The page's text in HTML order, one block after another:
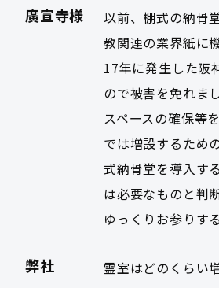
廣宣寺様
以前、棚式の納骨
教関連の業界紙に
17年に発生した阪
ので被害を免れま
スペースの確保等
では増設するため
式納骨堂を導入す
は必要なものと判
ゆっくりお参りす
弊社 霊室はどのくらい